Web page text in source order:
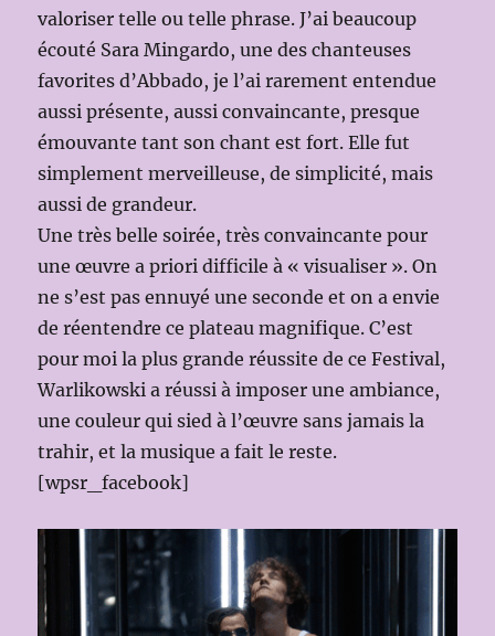
valoriser telle ou telle phrase. J’ai beaucoup
écouté Sara Mingardo, une des chanteuses
favorites d’Abbado, je l’ai rarement entendue
aussi présente, aussi convaincante, presque
émouvante tant son chant est fort. Elle fut
simplement merveilleuse, de simplicité, mais
aussi de grandeur.
Une très belle soirée, très convaincante pour
une œuvre a priori difficile à « visualiser ». On
ne s’est pas ennuyé une seconde et on a envie
de réentendre ce plateau magnifique. C’est
pour moi la plus grande réussite de ce Festival,
Warlikowski a réussi à imposer une ambiance,
une couleur qui sied à l’œuvre sans jamais la
trahir, et la musique a fait le reste.
[wpsr_facebook]